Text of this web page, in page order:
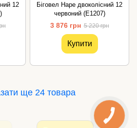
12
Біговел Hape двоколісний 12
червоний (E1207)
3 876 грн 5 220 грн
Купити
ще 24 товара